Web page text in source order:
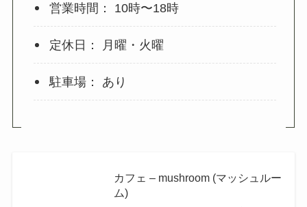
営業時間： 10時〜18時
定休日： 月曜・火曜
駐車場： あり
カフェ – mushroom (マッシュルー
ム)